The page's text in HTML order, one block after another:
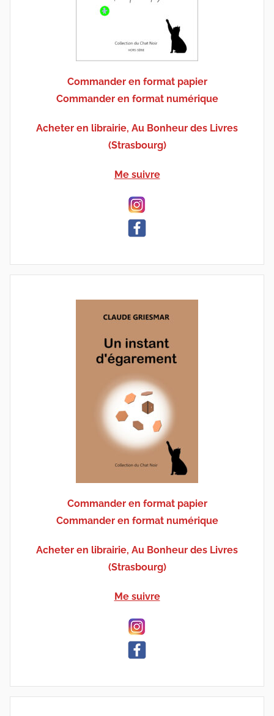
Commander en format papier
Commander en format numérique
Acheter en librairie, Au Bonheur des Livres
(Strasbourg)
Me suivre
Commander en format papier
Commander en format numérique
Acheter en librairie, Au Bonheur des Livres
(Strasbourg)
Me suivre